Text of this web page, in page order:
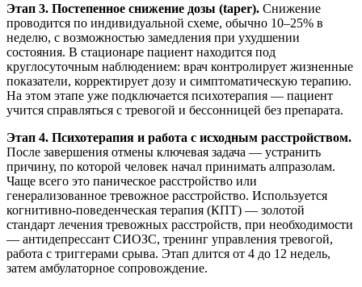
Этап 3. Постепенное снижение дозы (taper). Снижение
проводится по индивидуальной схеме, обычно 10–25% в
неделю, с возможностью замедления при ухудшении
состояния. В стационаре пациент находится под
круглосуточным наблюдением: врач контролирует жизненные
показатели, корректирует дозу и симптоматическую терапию.
На этом этапе уже подключается психотерапия — пациент
учится справляться с тревогой и бессонницей без препарата.
Этап 4. Психотерапия и работа с исходным расстройством.
После завершения отмены ключевая задача — устранить
причину, по которой человек начал принимать алпразолам.
Чаще всего это паническое расстройство или
генерализованное тревожное расстройство. Используется
когнитивно-поведенческая терапия (КПТ) — золотой
стандарт лечения тревожных расстройств, при необходимости
— антидепрессант СИОЗС, тренинг управления тревогой,
работа с триггерами срыва. Этап длится от 4 до 12 недель,
затем амбулаторное сопровождение.